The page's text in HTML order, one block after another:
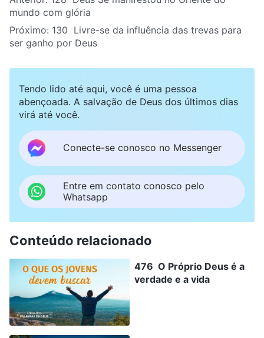
mundo com glória
Próximo: 130 Livre-se da influência das trevas para
ser ganho por Deus
Tendo lido até aqui, você é uma pessoa
abençoada. A salvação de Deus dos últimos dias
virá até você.
Conecte-se conosco no Messenger
Entre em contato conosco pelo
Whatsapp
Conteúdo relacionado
476 O Próprio Deus é a
verdade e a vida